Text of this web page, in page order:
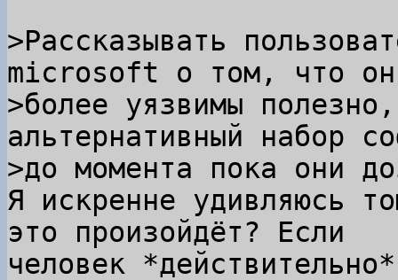
>Рассказывать
microsoft о том, что
>более уязвимы
альтернативный набор
Я искренне удивляюсь
это произойдёт? Если
человек